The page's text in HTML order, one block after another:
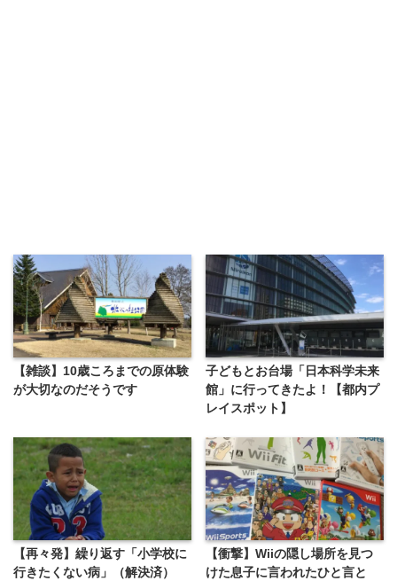
【雑談】10歳ころまでの原体験
が大切なのだそうです
子どもとお台場「日本科学未来
館」に行ってきたよ！【都内プ
レイスポット】
【再々発】繰り返す「小学校に
行きたくない病」（解決済）
【衝撃】Wiiの隠し場所を見つ
けた息子に言われたひと言と